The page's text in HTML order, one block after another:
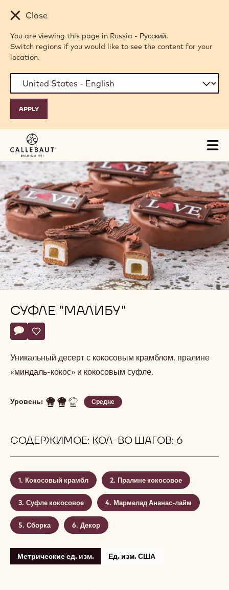
Skip to main content
Close
You are viewing this page in Russia - Русский.
Switch regions if you would like to see the content for your
location.
СУФЛЕ "МАЛИБУ"
Actions
Напишите комментарий
- Суфле "Малибу"
Сохранить
- Суфле "Малибу"
Уникальный десерт с кокосовым крамблом, пралине
«миндаль-кокос» и кокосовым суфле.
Уровень: Средне
СОДЕРЖИМОЕ: КОЛ-ВО ШАГОВ: 6
Кокосовый крамбл Пралине кокосовое
Суфле кокосовое Мармелад Ананас-лайм
Сборка Декор
Метрические ед. изм. Ед. изм. США